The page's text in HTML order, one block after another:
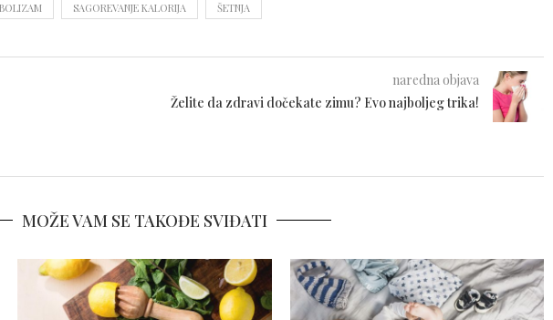
SAGOREVANJE KALORIJA ŠETNJA
naredna objava
Želite da zdravi dočekate zimu? Evo najboljeg trika!
MOŽE VAM SE TAKOĐE SVIĐATI